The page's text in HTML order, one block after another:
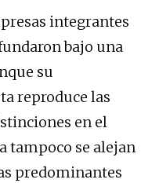
integrantes
bajo una
su
reproduce las
en el
tampoco se alejan
predominantes